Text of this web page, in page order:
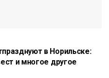
в Норильске:
и многое другое